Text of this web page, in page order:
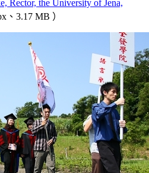
Rector, the University of Jena,
、3.17 MB ）